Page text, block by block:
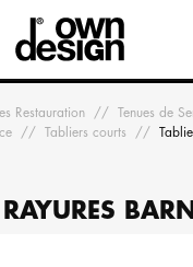
Restauration
Tenues de
Tabliers courts